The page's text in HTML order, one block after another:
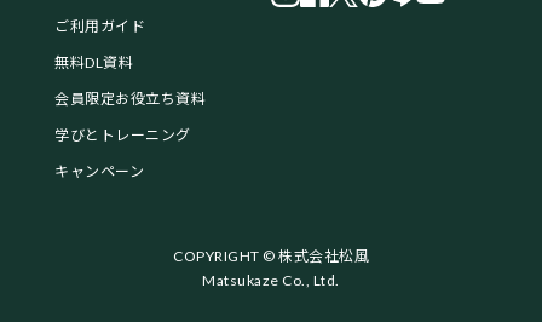
ご利用ガイド
無料DL資料
会員限定お役立ち資料
学びとトレーニング
キャンペーン
COPYRIGHT © 株式会社松風
Matsukaze Co., Ltd.